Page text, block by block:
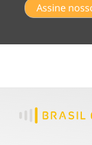
Assine